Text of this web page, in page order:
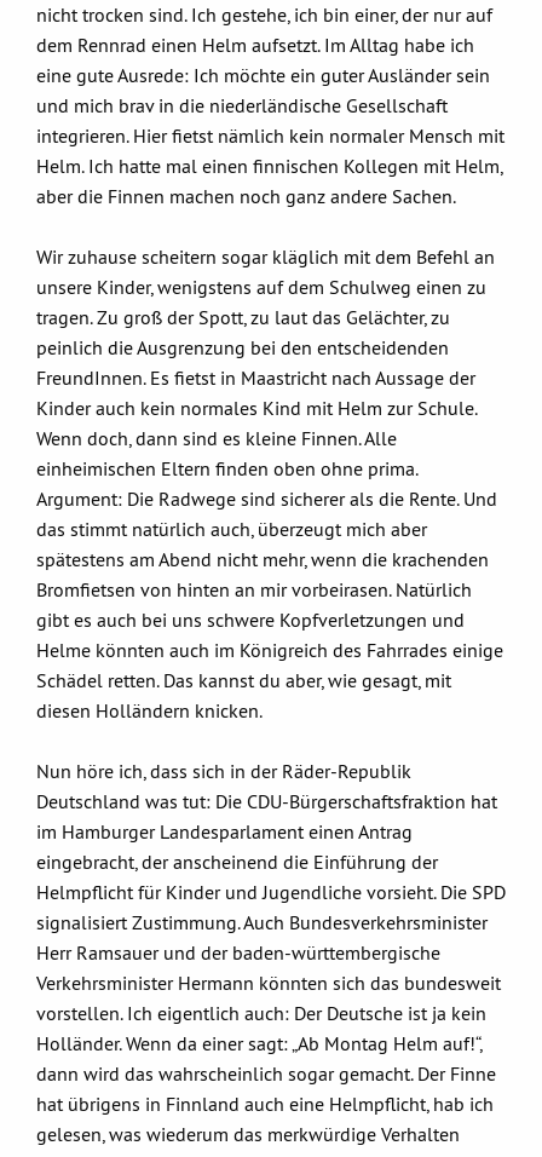
nicht trocken sind. Ich gestehe, ich bin einer, der nur auf
dem Rennrad einen Helm aufsetzt. Im Alltag habe ich
eine gute Ausrede: Ich möchte ein guter Ausländer sein
und mich brav in die niederländische Gesellschaft
integrieren. Hier fietst nämlich kein normaler Mensch mit
Helm. Ich hatte mal einen finnischen Kollegen mit Helm,
aber die Finnen machen noch ganz andere Sachen.
Wir zuhause scheitern sogar kläglich mit dem Befehl an
unsere Kinder, wenigstens auf dem Schulweg einen zu
tragen. Zu groß der Spott, zu laut das Gelächter, zu
peinlich die Ausgrenzung bei den entscheidenden
FreundInnen. Es fietst in Maastricht nach Aussage der
Kinder auch kein normales Kind mit Helm zur Schule.
Wenn doch, dann sind es kleine Finnen. Alle
einheimischen Eltern finden oben ohne prima.
Argument: Die Radwege sind sicherer als die Rente. Und
das stimmt natürlich auch, überzeugt mich aber
spätestens am Abend nicht mehr, wenn die krachenden
Bromfietsen von hinten an mir vorbeirasen. Natürlich
gibt es auch bei uns schwere Kopfverletzungen und
Helme könnten auch im Königreich des Fahr­­rades einige
Schädel retten. Das kannst du aber, wie gesagt, mit
diesen Holländern knicken.
Nun höre ich, dass sich in der Räder-Republik
Deutschland was tut: Die CDU-Bürgerschaftsfraktion hat
im Hamburger Landesparlament einen Antrag
eingebracht, der anscheinend die Einführung der
Helmpflicht für Kinder und Jugendliche vorsieht. Die SPD
signalisiert Zustimmung. Auch Bundesverkehrsminister
Herr Ramsauer und der baden-württembergische
Verkehrsminister Hermann könnten sich das bundesweit
vorstellen. Ich eigentlich auch: Der Deutsche ist ja kein
Holländer. Wenn da einer sagt: „Ab Montag Helm auf!“,
dann wird das wahrscheinlich sogar gemacht. Der Finne
hat übrigens in Finnland auch eine Helmpflicht, hab ich
gelesen, was wiederum das merkwürdige Verhalten